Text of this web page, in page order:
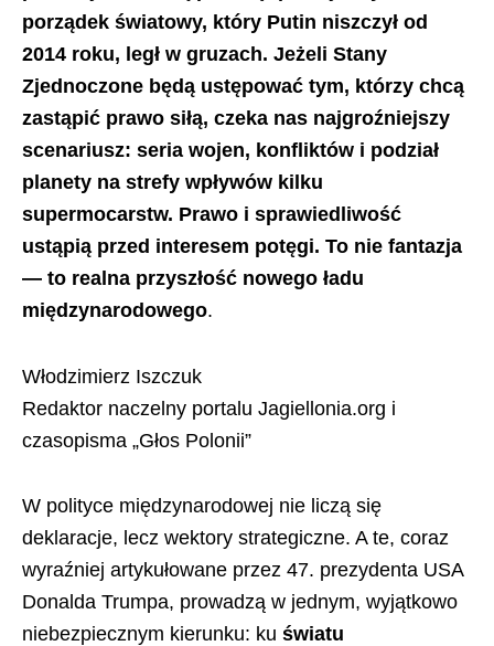
porządek światowy, który Putin niszczył od
2014 roku, legł w gruzach. Jeżeli Stany
Zjednoczone będą ustępować tym, którzy chcą
zastąpić prawo siłą, czeka nas najgroźniejszy
scenariusz: seria wojen, konfliktów i podział
planety na strefy wpływów kilku
supermocarstw. Prawo i sprawiedliwość
ustąpią przed interesem potęgi. To nie fantazja
— to realna przyszłość nowego ładu
międzynarodowego.
Włodzimierz Iszczuk
Redaktor naczelny portalu Jagiellonia.org i
czasopisma „Głos Polonii”
W polityce międzynarodowej nie liczą się
deklaracje, lecz wektory strategiczne. A te, coraz
wyraźniej artykułowane przez 47. prezydenta USA
Donalda Trumpa, prowadzą w jednym, wyjątkowo
niebezpiecznym kierunku: ku światu